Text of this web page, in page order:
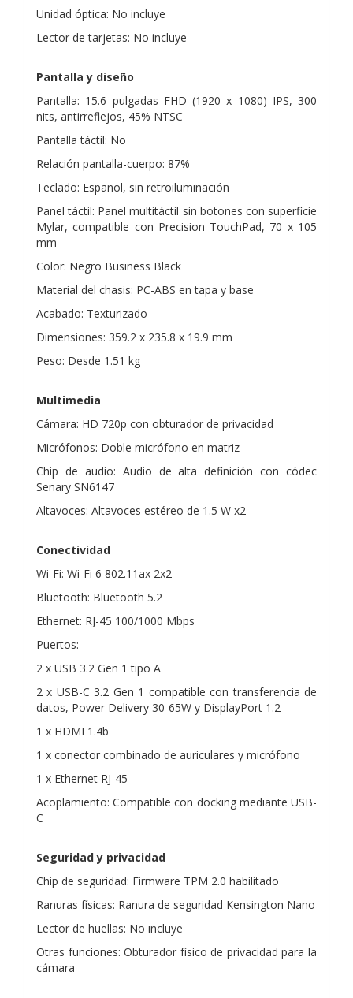
Unidad óptica: No incluye
Lector de tarjetas: No incluye
Pantalla y diseño
Pantalla: 15.6 pulgadas FHD (1920 x 1080) IPS, 300
nits, antirreflejos, 45% NTSC
Pantalla táctil: No
Relación pantalla-cuerpo: 87%
Teclado: Español, sin retroiluminación
Panel táctil: Panel multitáctil sin botones con superficie
Mylar, compatible con Precision TouchPad, 70 x 105
mm
Color: Negro Business Black
Material del chasis: PC-ABS en tapa y base
Acabado: Texturizado
Dimensiones: 359.2 x 235.8 x 19.9 mm
Peso: Desde 1.51 kg
Multimedia
Cámara: HD 720p con obturador de privacidad
Micrófonos: Doble micrófono en matriz
Chip de audio: Audio de alta definición con códec
Senary SN6147
Altavoces: Altavoces estéreo de 1.5 W x2
Conectividad
Wi-Fi: Wi-Fi 6 802.11ax 2x2
Bluetooth: Bluetooth 5.2
Ethernet: RJ-45 100/1000 Mbps
Puertos:
2 x USB 3.2 Gen 1 tipo A
2 x USB-C 3.2 Gen 1 compatible con transferencia de
datos, Power Delivery 30-65W y DisplayPort 1.2
1 x HDMI 1.4b
1 x conector combinado de auriculares y micrófono
1 x Ethernet RJ-45
Acoplamiento: Compatible con docking mediante USB-
C
Seguridad y privacidad
Chip de seguridad: Firmware TPM 2.0 habilitado
Ranuras físicas: Ranura de seguridad Kensington Nano
Lector de huellas: No incluye
Otras funciones: Obturador físico de privacidad para la
cámara